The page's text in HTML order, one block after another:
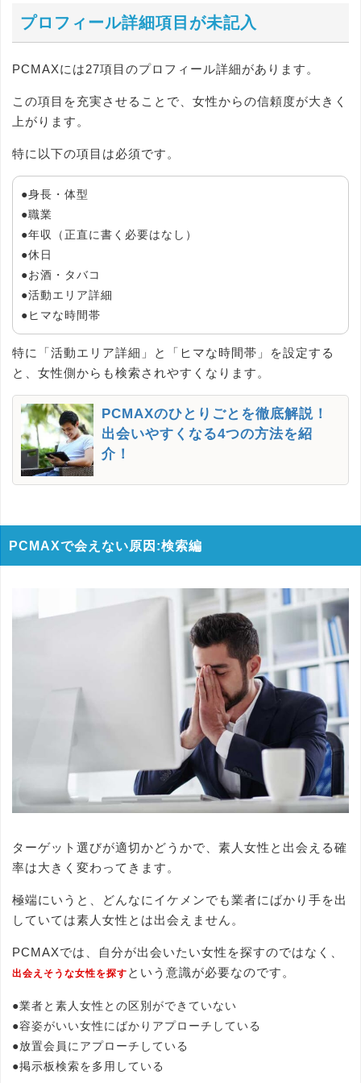
プロフィール詳細項目が未記入
PCMAXには27項目のプロフィール詳細があります。
この項目を充実させることで、女性からの信頼度が大きく
上がります。
特に以下の項目は必須です。
●身長・体型
●職業
●年収（正直に書く必要はなし）
●休日
●お酒・タバコ
●活動エリア詳細
●ヒマな時間帯
特に「活動エリア詳細」と「ヒマな時間帯」を設定する
と、女性側からも検索されやすくなります。
PCMAXのひとりごとを徹底解説！
出会いやすくなる4つの方法を紹
介！
PCMAXで会えない原因:検索編
ターゲット選びが適切かどうかで、素人女性と出会える確
率は大きく変わってきます。
極端にいうと、どんなにイケメンでも業者にばかり手を出
していては素人女性とは出会えません。
PCMAXでは、自分が出会いたい女性を探すのではなく、
出会えそうな女性を探す という意識が必要なのです。
●業者と素人女性との区別ができていない
●容姿がいい女性にばかりアプローチしている
●放置会員にアプローチしている
●掲示板検索を多用している